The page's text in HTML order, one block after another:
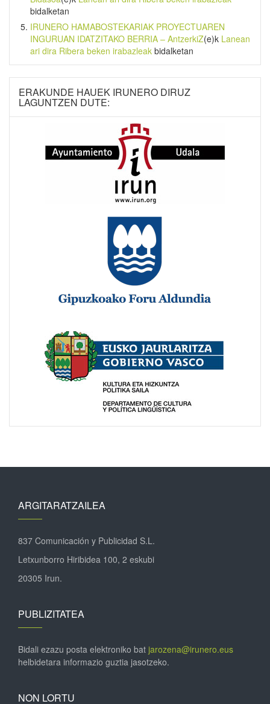
bidalketan
IRUNERO HAMABOSTEKARIAK PROYECTUAREN
INGURUAN IDATZITAKO BERRIA – AntzerkiZ(e)k Lanean
ari dira Ribera beken irabazleak bidalketan
ERAKUNDE HAUEK IRUNERO DIRUZ
LAGUNTZEN DUTE:
ARGITARATZAILEA
837 Comunicación y Publicidad S.L.
Letxunborro Hiribidea 100, 2 eskubi
20305 Irun.
PUBLIZITATEA
Bidali ezazu posta elektroniko bat jarozena@irunero.eus
helbidetara informazio guztia jasotzeko.
NON LORTU